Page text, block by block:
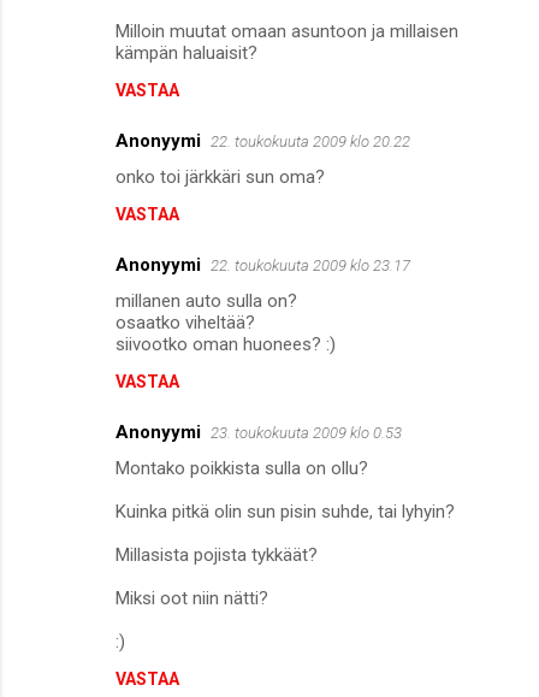
Milloin muutat omaan asuntoon ja millaisen
kämpän haluaisit?
VASTAA
Anonyymi 22. toukokuuta 2009 klo 20.22
onko toi järkkäri sun oma?
VASTAA
Anonyymi 22. toukokuuta 2009 klo 23.17
millanen auto sulla on?
osaatko viheltää?
siivootko oman huonees? :)
VASTAA
Anonyymi 23. toukokuuta 2009 klo 0.53
Montako poikkista sulla on ollu?
Kuinka pitkä olin sun pisin suhde, tai lyhyin?
Millasista pojista tykkäät?
Miksi oot niin nätti?
:)
VASTAA